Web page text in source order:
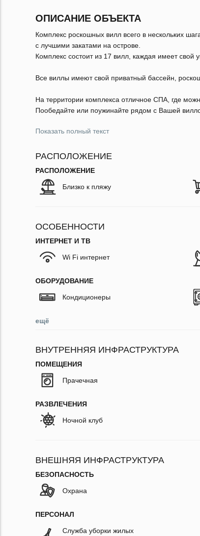
ОПИСАНИЕ ОБЪЕКТА
Комплекс роскошных вилл всего в нескольких
c лучшими закатами на острове.
Комплекс состоит из 17 вилл, каждая имеет свой
Все виллы имеют свой приватный бассейн,
На территории комплекса отличное СПА, где
Пообедайте или поужинайте рядом с Вашей
Показать полный текст
РАСПОЛОЖЕНИЕ
РАСПОЛОЖЕНИЕ
Близко к пляжу
ОСОБЕННОСТИ
ИНТЕРНЕТ И ТВ
Wi Fi интернет
ОБОРУДОВАНИЕ
Кондиционеры
ещё
ВНУТРЕННЯЯ ИНФРАСТРУКТУРА
ПОМЕЩЕНИЯ
Прачечная
РАЗВЛЕЧЕНИЯ
Ночной клуб
ВНЕШНЯЯ ИНФРАСТРУКТУРА
БЕЗОПАСНОСТЬ
Охрана
ПЕРСОНАЛ
Служба уборки жилых